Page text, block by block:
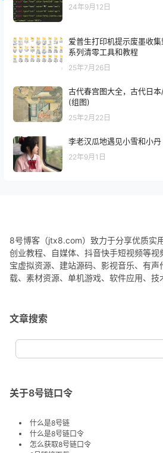
24年9月12日
爱普生打印机提示废墨收
系列清零工具和教程
25年7月26日
古代春宫图大全，古代日
(组图)
25年2月22日
李老汉瓜地遇见小雪和小
22年9月1日
8号博客（jtx8.com）致力于分享优质实
创业教程、自媒体、抖音快手短视频等视
宝虚拟资源、建站源码、影视音乐、有
载、素材资源、单机游戏、软件应用、技
文章搜索
关于8号链口令
什么是8号链
什么是8号链口令
怎么获取8号链口令